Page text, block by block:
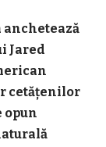
Jared
cetăţenilor
opun